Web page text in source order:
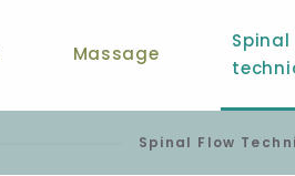
Massage
Spinal
Spinal Flow